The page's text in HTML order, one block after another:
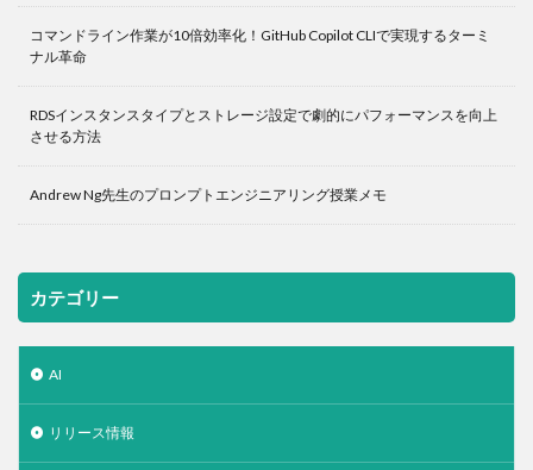
コマンドライン作業が10倍効率化！GitHub Copilot CLIで実現するターミ
ナル革命
RDSインスタンスタイプとストレージ設定で劇的にパフォーマンスを向上
させる方法
Andrew Ng先生のプロンプトエンジニアリング授業メモ
カテゴリー
AI
リリース情報